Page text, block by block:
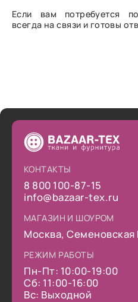
Если вам потребуется
всегда на связи и готовы
КОНТАКТЫ
8 800 100-87-15
info@bazaar-tex.ru
МАГАЗИН И ШОУРОМ
Москва, Семеновская
РЕЖИМ РАБОТЫ
Пн-Пт: 10:00-19:00
Сб: 11:00-16:00
Вс: Выходной